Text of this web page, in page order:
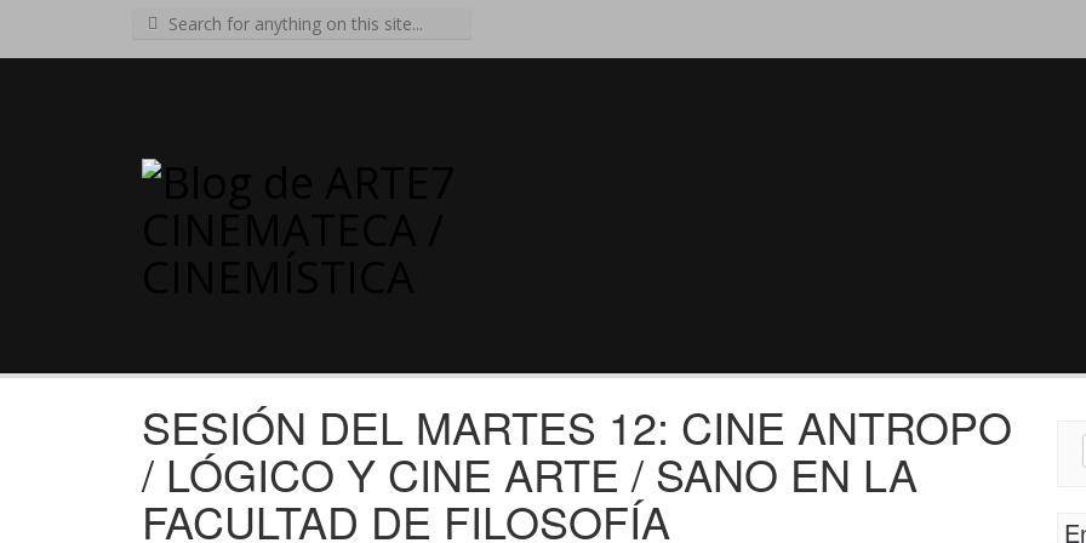
Search
SESIÓN DEL MARTES 12: CINE ANTROPO
/ LÓGICO Y CINE ARTE / SANO EN LA
FACULTAD DE FILOSOFÍA